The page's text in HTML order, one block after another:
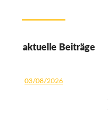
aktuelle Beiträge
03/08/2026